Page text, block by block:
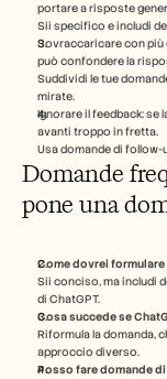
portare a risposte
Sii specifico e includi
Sovraccaricare con più
può confondere la
Suddividi le tue
mirate.
Ignorare il feedback: se
avanti troppo in fretta.
Usa domande di
Domande
pone una
Come dovrei
Sii conciso, ma includi
di ChatGPT.
Cosa succede se
Riformula la domanda,
approccio diverso.
Posso fare domande